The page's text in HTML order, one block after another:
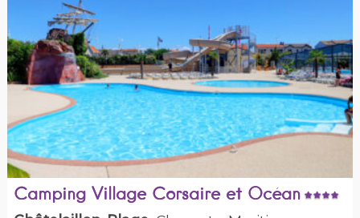
Camping Village Corsaire et Océan